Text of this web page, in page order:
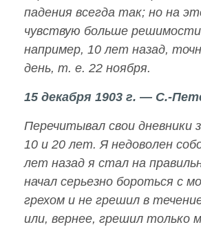
падения всегда так; но на
чувствую больше
например, 10 лет назад,
день, т. е. 22 ноября.
15 декабря 1903 г. — С.-
Перечитывал свои дневники
10 и 20 лет. Я недоволен
лет назад я стал на
начал серьезно бороться с
грехом и не грешил в
или, вернее, грешил только